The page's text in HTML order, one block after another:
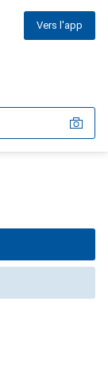
Vers l'app